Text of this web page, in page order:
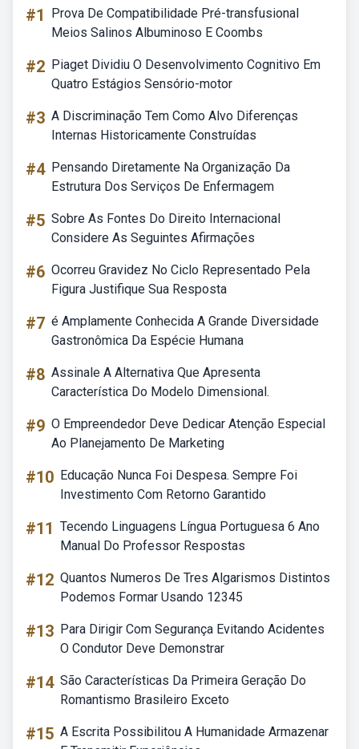
#1
Prova De Compatibilidade Pré-transfusional
Meios Salinos Albuminoso E Coombs
#2 Piaget Dividiu O Desenvolvimento Cognitivo Em
Quatro Estágios Sensório-motor
#3 A Discriminação Tem Como Alvo Diferenças
Internas Historicamente Construídas
#4 Pensando Diretamente Na Organização Da
Estrutura Dos Serviços De Enfermagem
#5 Sobre As Fontes Do Direito Internacional
Considere As Seguintes Afirmações
#6 Ocorreu Gravidez No Ciclo Representado Pela
Figura Justifique Sua Resposta
#7 é Amplamente Conhecida A Grande Diversidade
Gastronômica Da Espécie Humana
#8 Assinale A Alternativa Que Apresenta
Característica Do Modelo Dimensional.
#9 O Empreendedor Deve Dedicar Atenção Especial
Ao Planejamento De Marketing
#10 Educação Nunca Foi Despesa. Sempre Foi
Investimento Com Retorno Garantido
#11 Tecendo Linguagens Língua Portuguesa 6 Ano
Manual Do Professor Respostas
#12 Quantos Numeros De Tres Algarismos Distintos
Podemos Formar Usando 12345
#13 Para Dirigir Com Segurança Evitando Acidentes
O Condutor Deve Demonstrar
#14 São Características Da Primeira Geração Do
Romantismo Brasileiro Exceto
#15 A Escrita Possibilitou A Humanidade Armazenar